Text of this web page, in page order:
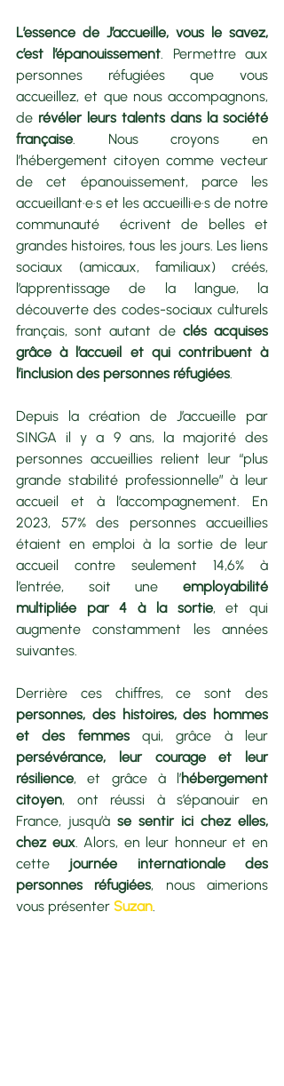
L’essence de J’accueille, vous le savez,
c’est l’épanouissement. Permettre aux
personnes réfugiées que vous
accueillez, et que nous accompagnons,
de révéler leurs talents dans la société
française. Nous croyons en
l’hébergement citoyen comme vecteur
de cet épanouissement, parce les
accueillant·e·s et les accueilli·e·s de notre
communauté  écrivent de belles et
grandes histoires, tous les jours. Les liens
sociaux (amicaux, familiaux) créés,
l’apprentissage de la langue, la
découverte des codes-sociaux culturels
français, sont autant de clés acquises
grâce à l’accueil et qui contribuent à
l’inclusion des personnes réfugiées.
Depuis la création de J’accueille par
SINGA il y a 9 ans, la majorité des
personnes accueillies relient leur “plus
grande stabilité professionnelle” à leur
accueil et à l’accompagnement. En
2023, 57% des personnes accueillies
étaient en emploi à la sortie de leur
accueil contre seulement 14,6% à
l’entrée, soit une employabilité
multipliée par 4 à la sortie, et qui
augmente constamment les années
suivantes.
personnes, des histoires, des hommes
et des femmes
persévérance, leur courage et leur
résilience, et grâce à l’hébergement
citoyen, ont réussi à s’épanouir en
France, jusqu’à se sentir ici chez elles,
chez eux. Alors, en leur honneur et en
cette journée internationale des
personnes réfugiées, nous aimerions
vous présenter Suzan.